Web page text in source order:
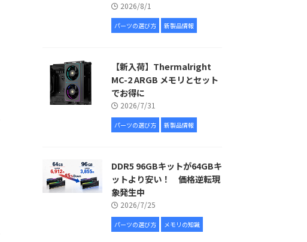
2026/8/1
パーツの選び方 新製品情報
【新入荷】Thermalright
MC-2 ARGB メモリとセット
でお得に
2026/7/31
パーツの選び方 新製品情報
DDR5 96GBキットが64GBキ
ットより安い！ 価格逆転現
象発生中
2026/7/25
パーツの選び方 メモリの知識